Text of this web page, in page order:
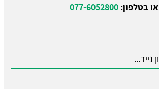
או בטלפון:077-6052800